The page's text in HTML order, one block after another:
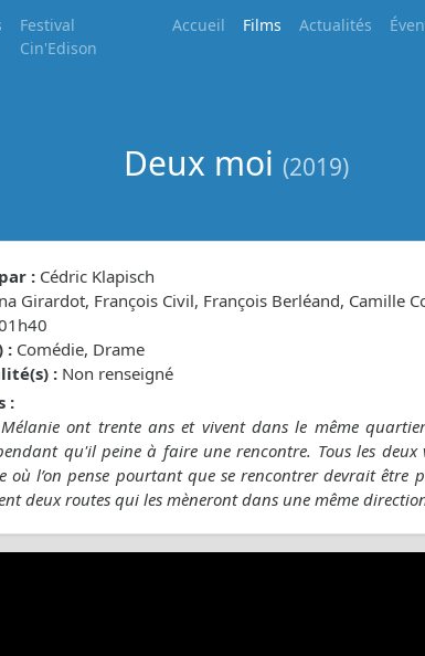
Festival
Cin'Edison
Accueil Films Actualités
Deux moi (2019)
: Cédric Klapisch
Girardot, François Civil, François Berléand, Camille
: Comédie, Drame
: Non renseigné
:
ont trente ans et vivent dans le même
qu'il peine à faire une rencontre. Tous les deux
où l’on pense pourtant que se rencontrer devrait
deux routes qui les mèneront dans une même